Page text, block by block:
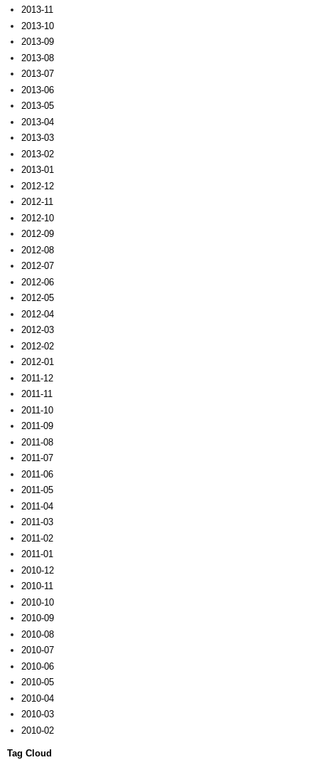
2013-11
2013-10
2013-09
2013-08
2013-07
2013-06
2013-05
2013-04
2013-03
2013-02
2013-01
2012-12
2012-11
2012-10
2012-09
2012-08
2012-07
2012-06
2012-05
2012-04
2012-03
2012-02
2012-01
2011-12
2011-11
2011-10
2011-09
2011-08
2011-07
2011-06
2011-05
2011-04
2011-03
2011-02
2011-01
2010-12
2010-11
2010-10
2010-09
2010-08
2010-07
2010-06
2010-05
2010-04
2010-03
2010-02
Tag Cloud